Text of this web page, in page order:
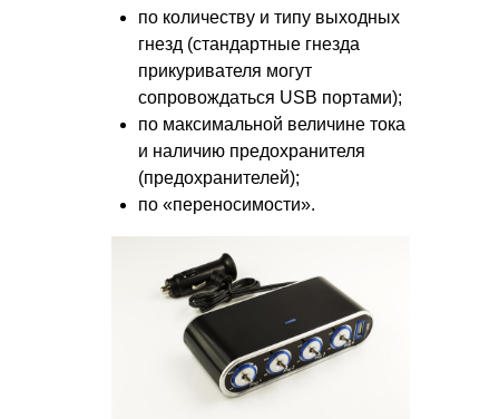
по количеству и типу выходных
гнезд (стандартные гнезда
прикуривателя могут
сопровождаться USB портами);
по максимальной величине тока
и наличию предохранителя
(предохранителей);
по «переносимости».